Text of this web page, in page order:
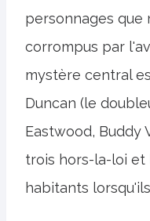
personnages que
corrompus par
mystère central
Duncan (le
Eastwood, Buddy
trois hors-la-loi
habitants